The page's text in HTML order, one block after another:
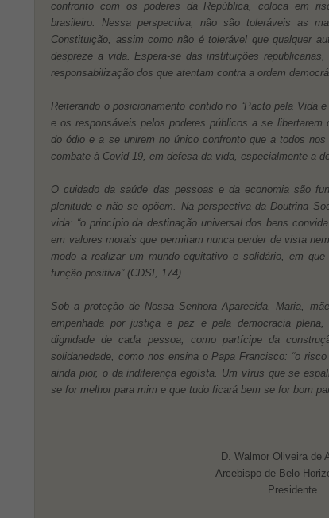
confronto com os poderes da República, coloca em
brasileiro. Nessa perspectiva, não são toleráveis as
Constituição, assim como não é tolerável que qualquer
despreze a vida. Espera-se das instituições
responsabilização dos que atentam contra a ordem
Reiterando o posicionamento contido no “Pacto pela Vida
e os responsáveis pelos poderes públicos a se
do ódio e a se unirem no único confronto que a todos
combate à Covid-19, em defesa da vida, especialmente a
O cuidado da saúde das pessoas e da economia são
plenitude e não se opõem. Na perspectiva da Doutrina
vida: “o princípio da destinação universal dos bens
em valores morais que permitam nunca perder de vista
modo a realizar um mundo equitativo e solidário, em
função positiva” (CDSI, 174).
Sob a proteção de Nossa Senhora Aparecida, Maria,
empenhada por justiça e paz e pela democracia
dignidade de cada pessoa, como partícipe da
solidariedade, como nos ensina o Papa Francisco: “o
ainda pior, o da indiferença egoísta. Um vírus que se
se for melhor para mim e que tudo ficará bem se for bom
D. Walmor Oliveira de
Arcebispo de Belo
Presidente